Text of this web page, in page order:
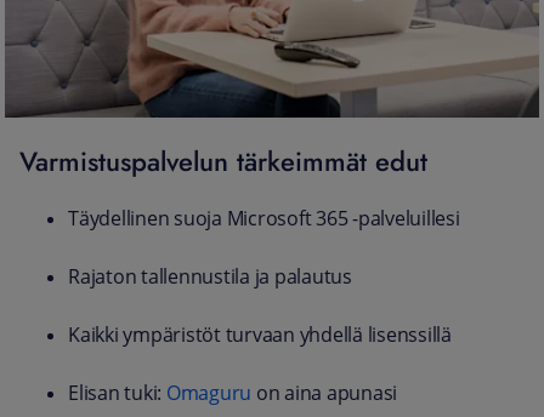
Varmistuspalvelun tärkeimmät edut
Täydellinen suoja Microsoft 365 -palveluillesi
Rajaton tallennustila ja palautus
Kaikki ympäristöt turvaan yhdellä lisenssillä
Elisan tuki: Omaguru on aina apunasi